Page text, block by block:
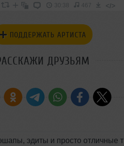
30:38 467 </>
ПОДДЕРЖАТЬ АРТИСТА
ДРУЗЬЯМ
эдиты и просто отличные